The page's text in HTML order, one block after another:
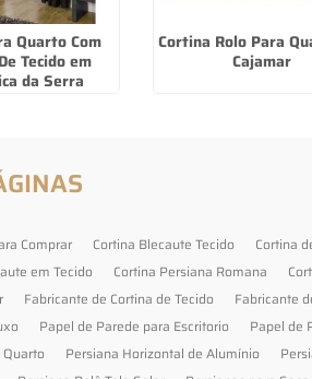
Quarto Com
Tecido em
da Serra
Cortina Rolo Para
Cajamar
Comprar Cortina Blecaute Tecido Cortina
em Tecido
Cortina Persiana Romana
Fabricante de Cortina de Tecido Fabricante
Papel de Parede para Escritorio Papel de
Persiana Horizontal de Alumínio